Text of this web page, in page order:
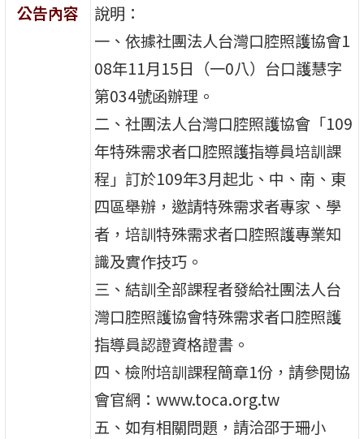
公告內容
說明：
一、依據社團法人台灣口腔照護協會1
08年11月15日（一0八）台口護慧字
第034號函辦理。
二、社團法人台灣口腔照護協會「109
年特殊需求者口腔照護指導員培訓課
程」訂於109年3月起北、中、南、東
四區舉辦，邀請特殊需求者專家、學
者，培訓特殊需求者口腔照護專業知
識及實作技巧。
三、結訓全部課程者發給社團法人台
灣口腔照護協會特殊需求者口腔照護
指導員認證資格證書。
四、檢附培訓課程簡章1份，請參閱協
會官網：www.toca.org.tw
五、如有相關問題，請洽邵于珊小